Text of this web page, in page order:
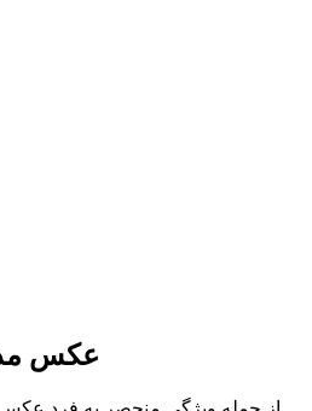
عکس